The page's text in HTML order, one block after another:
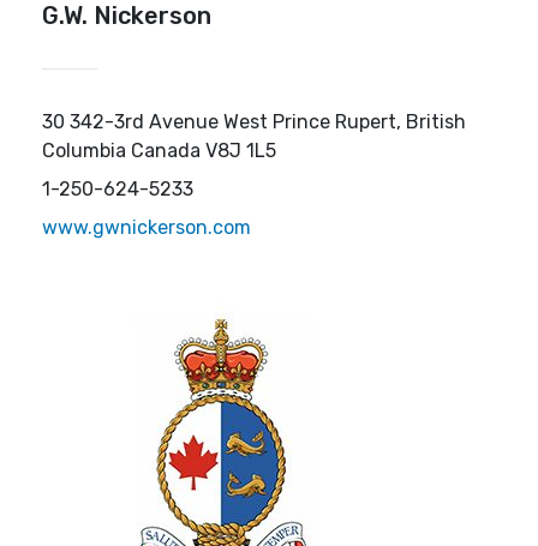
G.W. Nickerson
30 342-3rd Avenue West Prince Rupert, British
Columbia Canada V8J 1L5
1-250-624-5233
www.gwnickerson.com